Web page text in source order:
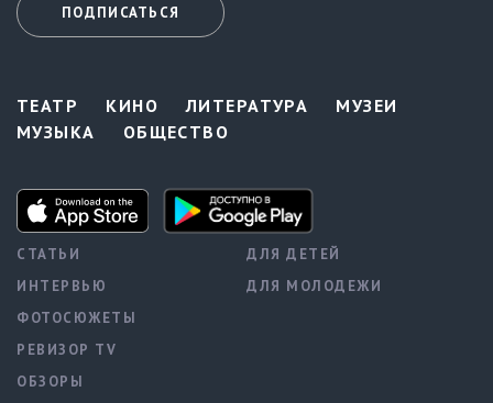
ПОДПИСАТЬСЯ
ТЕАТР КИНО ЛИТЕРАТУРА
МУЗЕИ
МУЗЫКА
ОБЩЕСТВО
СТАТЬИ
ИНТЕРВЬЮ
ФОТОСЮЖЕТЫ
РЕВИЗОР TV
ОБЗОРЫ
ДЛЯ ДЕТЕЙ
ДЛЯ МОЛОДЕЖИ